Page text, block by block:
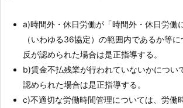
1.
2.
2.
過
重
労
a)時間外・休日労働が「時間外・休日労働
（いわゆる36協定）の範囲内であるか等
反が認められた場合は是正指導する。
b)賃金不払残業が行われていないかについ
認められた場合は是正指導する。
c)不適切な労働時間管理については、労働